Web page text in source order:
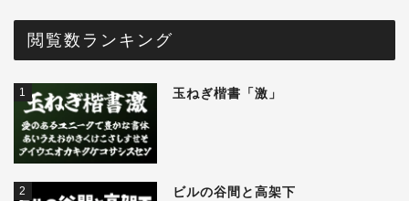
閲覧数ランキング
1 玉ねぎ楷書「激」
2 ビルの谷間と高架下